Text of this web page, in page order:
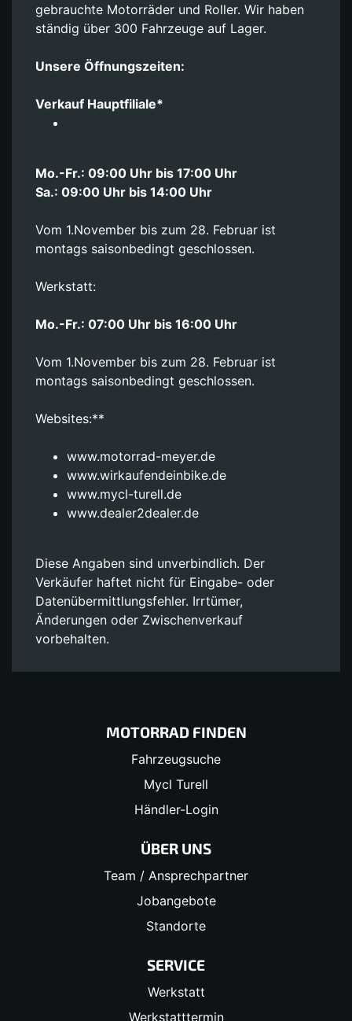
gebrauchte Motorräder und Roller. Wir haben
ständig über 300 Fahrzeuge auf Lager.
Unsere Öffnungszeiten:
Verkauf Hauptfiliale*
Mo.-Fr.: 09:00 Uhr bis 17:00 Uhr
Sa.: 09:00 Uhr bis 14:00 Uhr
Vom 1.November bis zum 28. Februar ist
montags saisonbedingt geschlossen.
Werkstatt:
Mo.-Fr.: 07:00 Uhr bis 16:00 Uhr
Vom 1.November bis zum 28. Februar ist
montags saisonbedingt geschlossen.
Websites:**
www.motorrad-meyer.de
www.wirkaufendeinbike.de
www.mycl-turell.de
www.dealer2dealer.de
Diese Angaben sind unverbindlich. Der
Verkäufer haftet nicht für Eingabe- oder
Datenübermittlungsfehler. Irrtümer,
Änderungen oder Zwischenverkauf
vorbehalten.
MOTORRAD FINDEN
Fahrzeugsuche
Mycl Turell
Händler-Login
ÜBER UNS
Team / Ansprechpartner
Jobangebote
Standorte
SERVICE
Werkstatt
Werkstatttermin